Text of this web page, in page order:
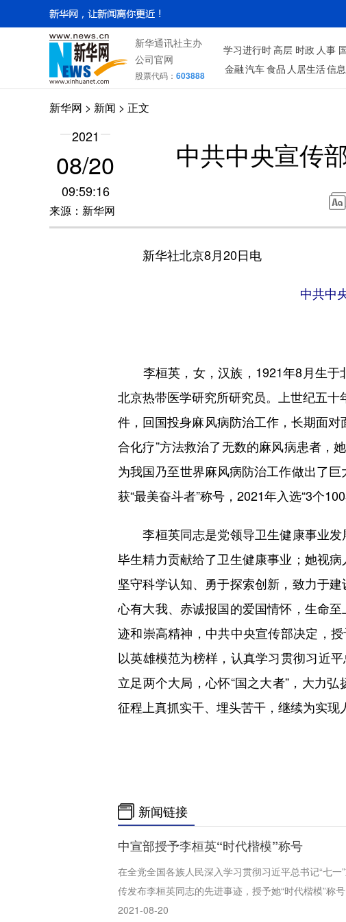
新华通讯社主办
公司官网
股票代码： 603888
学习进行时高层 时政 人事
金融汽车食品 人居生活信
新华网 > 新闻 > 正文
2021
08/20
09:59:16
来源：新华网
中共中央宣传
新华社北京8月20日电
中共中
李桓英，女，汉族，1921年8月生于
北京热带医学研究所研究员。上世纪五
件，回国投身麻风病防治工作，长期面
合化疗”方法救治了无数的麻风病患者，
为我国乃至世界麻风病防治工作做出了
获“最美奋斗者”称号，2021年入选“3个100
李桓英同志是党领导卫生健康事业发
毕生精力贡献给了卫生健康事业；她视
坚守科学认知、勇于探索创新，致力于
心有大我、赤诚报国的爱国情怀，生命
迹和崇高精神，中共中央宣传部决定，
以英雄模范为榜样，认真学习贯彻习近
立足两个大局，心怀“国之大者”，大力
征程上真抓实干、埋头苦干，继续为实现
新闻链接
中宣部授予李桓英“时代楷模”称号
在全党全国各族人民深入学习贯彻习近平总书记“七
传发布李桓英同志的先进事迹，授予她“时代楷模”称号
2021-08-20